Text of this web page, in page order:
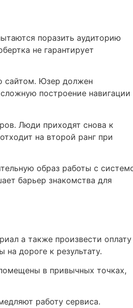
поразить аудиторию
не гарантирует
сайтом. Юзер должен
построение навигации
Люди приходят снова к
на второй ранг при
образ работы с
барьер знакомства для
а также произвести оплату
дороге к результату.
в привычных точках,
работу сервиса.